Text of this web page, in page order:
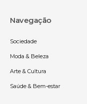
Navegação
Sociedade
Moda & Beleza
Arte & Cultura
Saúde & Bem-estar